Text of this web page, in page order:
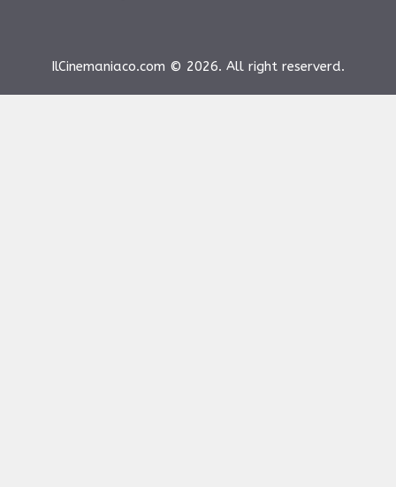
IlCinemaniaco.com © 2026. All right reserverd.